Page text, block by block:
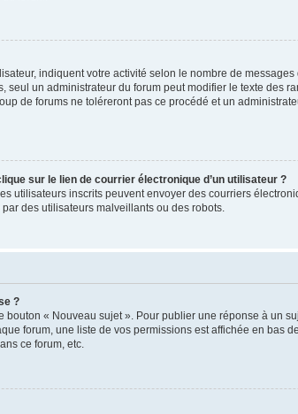
indiquent votre activité selon le nombre de
seul un administrateur du forum peut modifier le texte des
de forums ne toléreront pas ce procédé et un
sur le lien de courrier électronique d’un utilisateur ?
utilisateurs inscrits peuvent envoyer des courriers
des utilisateurs malveillants ou des robots.
?
« Nouveau sujet ». Pour publier une réponse à un
forum, une liste de vos permissions est affichée en bas
ce forum, etc.